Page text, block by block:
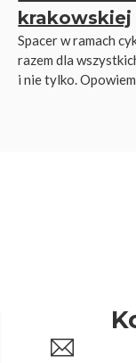
krakowskiej
Spacer w ramach
razem dla
i nie tylko.